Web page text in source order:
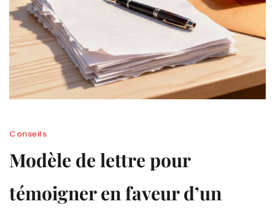
Conseils
Modèle de lettre pour
témoigner en faveur d’un